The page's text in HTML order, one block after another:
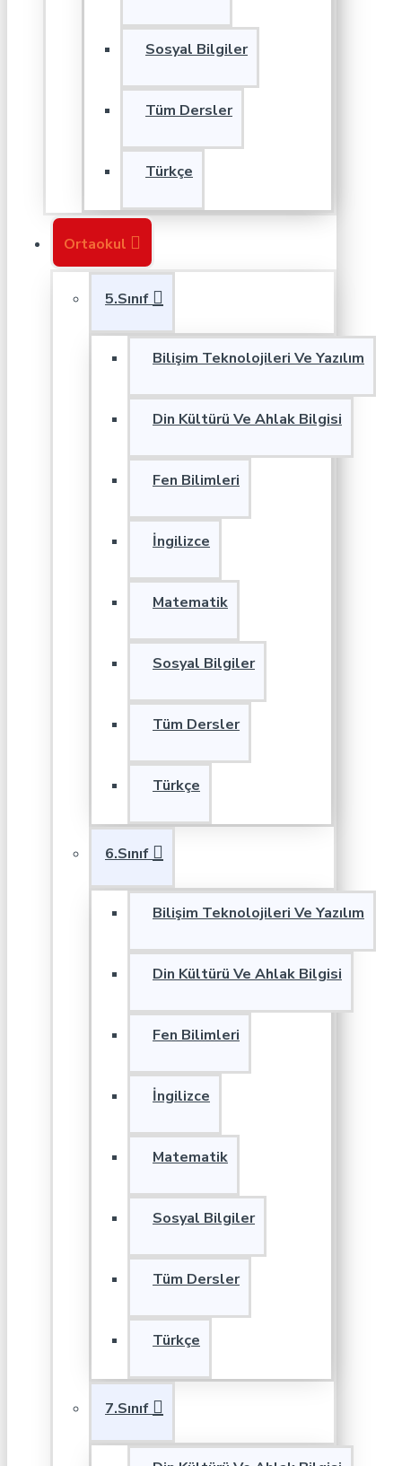
Sosyal Bilgiler
Tüm Dersler
Türkçe
Ortaokul
5.Sınıf
Bilişim Teknolojileri Ve Yazılım
Din Kültürü Ve Ahlak Bilgisi
Fen Bilimleri
İngilizce
Matematik
Sosyal Bilgiler
Tüm Dersler
Türkçe
6.Sınıf
Bilişim Teknolojileri Ve Yazılım
Din Kültürü Ve Ahlak Bilgisi
Fen Bilimleri
İngilizce
Matematik
Sosyal Bilgiler
Tüm Dersler
Türkçe
7.Sınıf